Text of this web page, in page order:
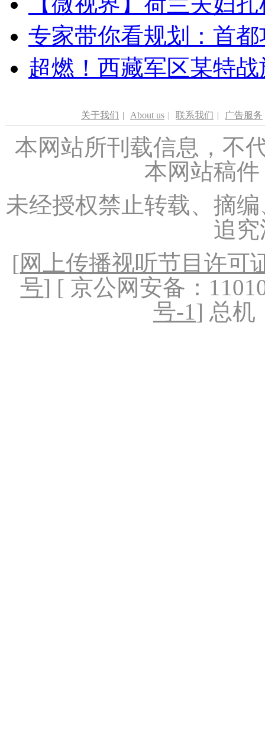
专家带你看规划：首
超燃！西藏军区某特
关于我们 | About us | 联系我们 | 广告服务
本网站所刊载信息，不
本网站稿
未经授权禁止转载、摘
追
[网上传播视听节目许可
号] [ 京公网安备：
号-1] 总机